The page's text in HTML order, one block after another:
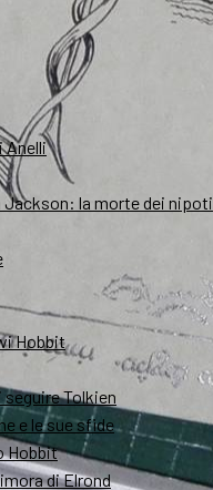
Anelli
Jackson: la morte dei nipoti
Hobbit
seguire Tolkien
e le sue sfide
Hobbit
di Elrond